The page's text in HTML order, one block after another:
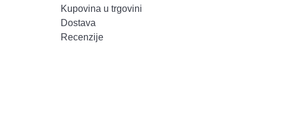
Kupovina u trgovini
Dostava
Recenzije